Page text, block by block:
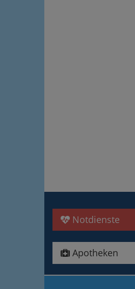
Notdienste
Apotheken